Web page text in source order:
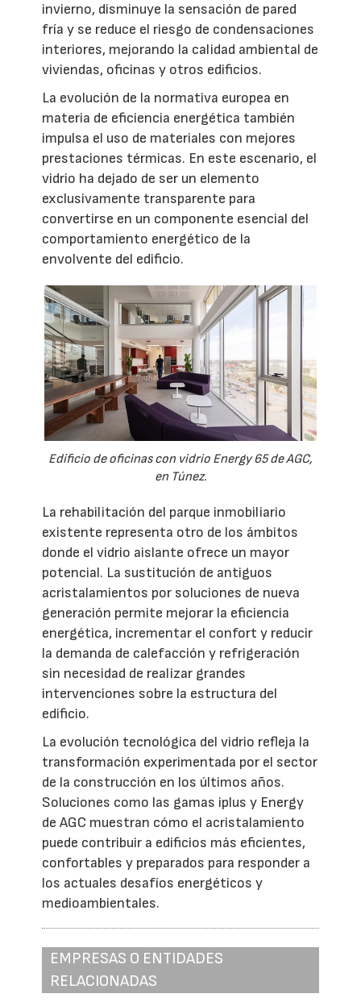
invierno, disminuye la sensación de pared
fría y se reduce el riesgo de condensaciones
interiores, mejorando la calidad ambiental de
viviendas, oficinas y otros edificios.
La evolución de la normativa europea en
materia de eficiencia energética también
impulsa el uso de materiales con mejores
prestaciones térmicas. En este escenario, el
vidrio ha dejado de ser un elemento
exclusivamente transparente para
convertirse en un componente esencial del
comportamiento energético de la
envolvente del edificio.
Edificio de oficinas con vidrio Energy 65 de AGC,
en Túnez.
La rehabilitación del parque inmobiliario
existente representa otro de los ámbitos
donde el vidrio aislante ofrece un mayor
potencial. La sustitución de antiguos
acristalamientos por soluciones de nueva
generación permite mejorar la eficiencia
energética, incrementar el confort y reducir
la demanda de calefacción y refrigeración
sin necesidad de realizar grandes
intervenciones sobre la estructura del
edificio.
La evolución tecnológica del vidrio refleja la
transformación experimentada por el sector
de la construcción en los últimos años.
Soluciones como las gamas iplus y Energy
de AGC muestran cómo el acristalamiento
puede contribuir a edificios más eficientes,
confortables y preparados para responder a
los actuales desafíos energéticos y
medioambientales.
EMPRESAS O ENTIDADES
RELACIONADAS